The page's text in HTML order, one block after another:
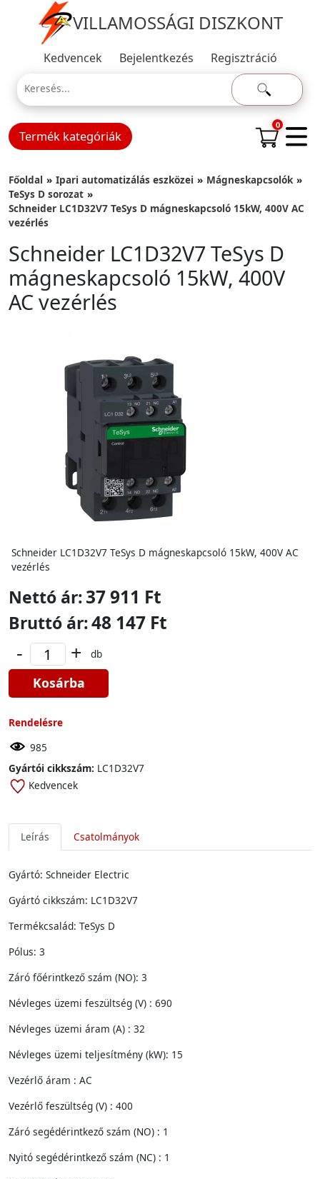
VILLAMOSSÁGI DISZKONT
Kedvencek Bejelentkezés Regisztráció
Termék kategóriák
0
Főoldal Ipari automatizálás eszközei
Mágneskapcsolók
TeSys D sorozat
Schneider LC1D32V7 TeSys D mágneskapcsoló 15kW, 400V AC
vezérlés
Schneider LC1D32V7 TeSys D
mágneskapcsoló 15kW, 400V
AC vezérlés
Schneider LC1D32V7 TeSys D mágneskapcsoló 15kW, 400V AC
vezérlés
Nettó ár:37 911 Ft
Bruttó ár:48 147 Ft
- + db
Kosárba
Rendelésre
985
Gyártói cikkszám: LC1D32V7
Kedvencek
Leírás Csatolmányok
Gyártó: Schneider Electric
Gyártó cikkszám: LC1D32V7
Termékcsalád: TeSys D
Pólus: 3
Záró főérintkező szám (NO): 3
Névleges üzemi feszültség (V) : 690
Névleges üzemi áram (A) : 32
Névleges üzemi teljesítmény (kW): 15
Vezérlő áram : AC
Vezérlő feszültség (V) : 400
Záró segédérintkező szám (NO) : 1
Nyitó segédérintkező szám (NC) : 1